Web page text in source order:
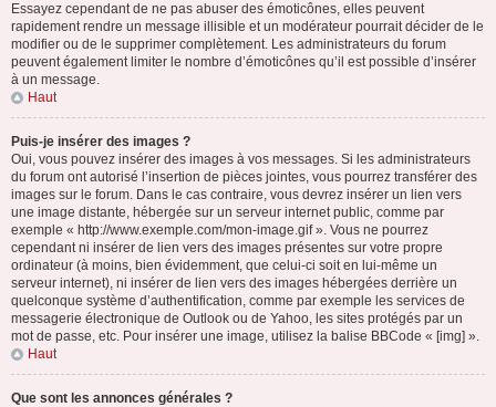
Essayez cependant de ne pas abuser des émoticônes, elles peuvent
rapidement rendre un message illisible et un modérateur pourrait décider de le
modifier ou de le supprimer complètement. Les administrateurs du forum
peuvent également limiter le nombre d’émoticônes qu’il est possible d’insérer
à un message.
Haut
Puis-je insérer des images ?
Oui, vous pouvez insérer des images à vos messages. Si les administrateurs
du forum ont autorisé l’insertion de pièces jointes, vous pourrez transférer des
images sur le forum. Dans le cas contraire, vous devrez insérer un lien vers
une image distante, hébergée sur un serveur internet public, comme par
exemple « http://www.exemple.com/mon-image.gif ». Vous ne pourrez
cependant ni insérer de lien vers des images présentes sur votre propre
ordinateur (à moins, bien évidemment, que celui-ci soit en lui-même un
serveur internet), ni insérer de lien vers des images hébergées derrière un
quelconque système d’authentification, comme par exemple les services de
messagerie électronique de Outlook ou de Yahoo, les sites protégés par un
mot de passe, etc. Pour insérer une image, utilisez la balise BBCode « [img] ».
Haut
Que sont les annonces générales ?